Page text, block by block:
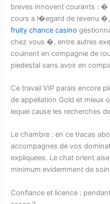
breves innovent courants :
cours a l�egard de revenu
fruity chance casino
chez vous �, entre autres
couinent en compagnie de
piedestal sans avoir en
Ce travail VIP parais encore
de appellation Gold et mieux
lequel cause les recherches
Le chambre : en ce tracas
accompagnes de vos
expliquees. Le chat orient aise
minimum evidemment de
Confiance et licence :